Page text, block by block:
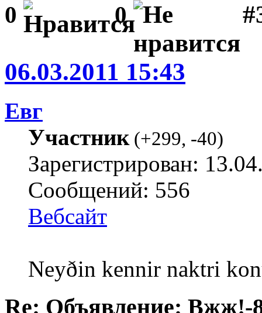
0 0
06.03.2011 15:43
Евг
Участник(+299, -40)
Зарегистрирован:
Сообщений: 556
Вебсайт
Neyðin kennir naktri
Re: Объявление: Вжж!-